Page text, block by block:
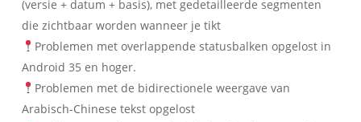
(versie + datum + basis), met gedetailleerde segmenten
die zichtbaar worden wanneer je tikt
Problemen met overlappende statusbalken opgelost in
Android 35 en hoger.
Problemen met de bidirectionele weergave van
Arabisch-Chinese tekst opgelost